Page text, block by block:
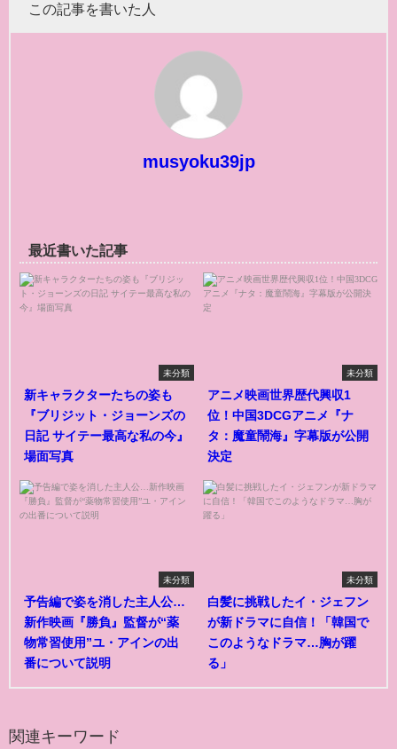
この記事を書いた人
musyoku39jp
最近書いた記事
未分類
新キャラクターたちの姿も
『ブリジット・ジョーンズの
日記 サイテー最高な私の今』
場面写真
未分類
アニメ映画世界歴代興収1
位！中国3DCGアニメ『ナ
タ：魔童鬧海』字幕版が公開
決定
未分類
予告編で姿を消した主人公…
新作映画『勝負』監督が“薬
物常習使用”ユ・アインの出
番について説明
未分類
白髪に挑戦したイ・ジェフン
が新ドラマに自信！「韓国で
このようなドラマ…胸が躍
る」
関連キーワード